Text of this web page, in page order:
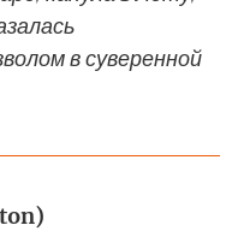
в суверенной